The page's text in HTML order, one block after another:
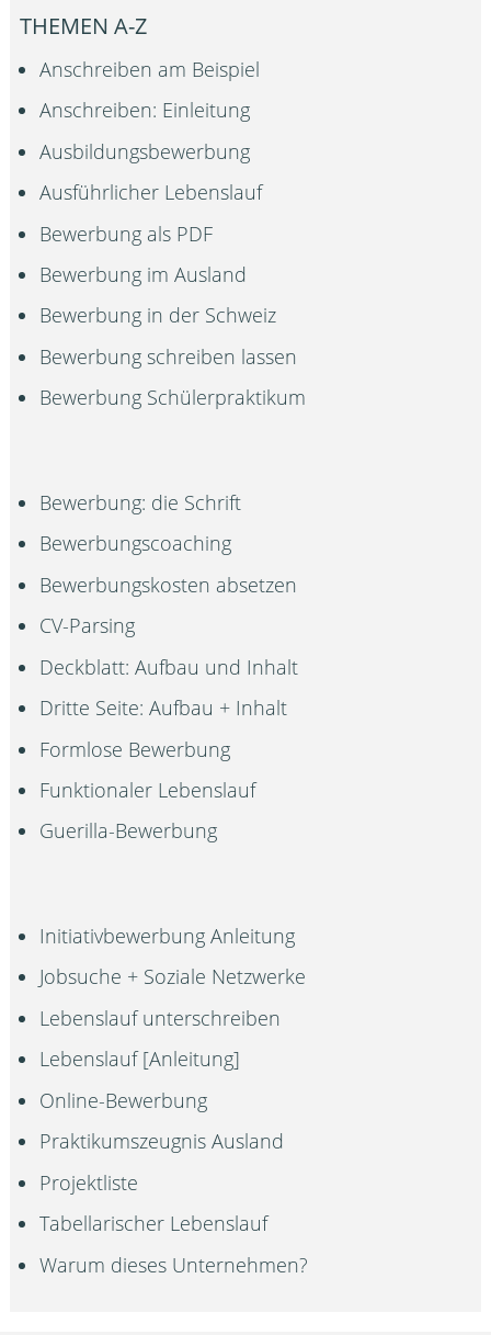
THEMEN A-Z
Anschreiben am Beispiel
Anschreiben: Einleitung
Ausbildungsbewerbung
Ausführlicher Lebenslauf
Bewerbung als PDF
Bewerbung im Ausland
Bewerbung in der Schweiz
Bewerbung schreiben lassen
Bewerbung Schülerpraktikum
Bewerbung: die Schrift
Bewerbungscoaching
Bewerbungskosten absetzen
CV-Parsing
Deckblatt: Aufbau und Inhalt
Dritte Seite: Aufbau + Inhalt
Formlose Bewerbung
Funktionaler Lebenslauf
Guerilla-Bewerbung
Initiativbewerbung Anleitung
Jobsuche + Soziale Netzwerke
Lebenslauf unterschreiben
Lebenslauf [Anleitung]
Online-Bewerbung
Praktikumszeugnis Ausland
Projektliste
Tabellarischer Lebenslauf
Warum dieses Unternehmen?